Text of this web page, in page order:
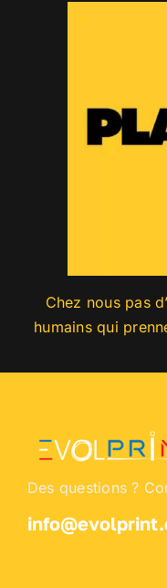
Chez nous pas
humains qui
Des questions ?